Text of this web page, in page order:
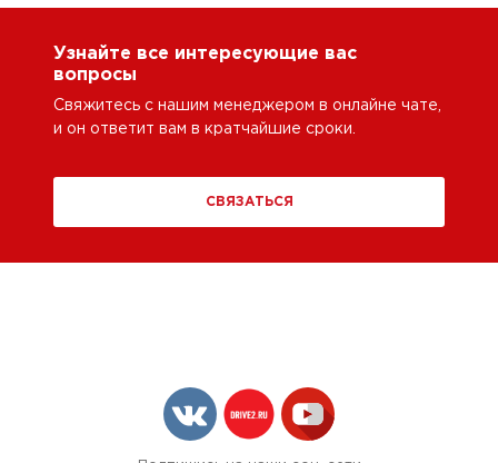
Узнайте все интересующие вас
вопросы
Свяжитесь с нашим менеджером в онлайне чате,
и он ответит вам в кратчайшие сроки.
СВЯЗАТЬСЯ